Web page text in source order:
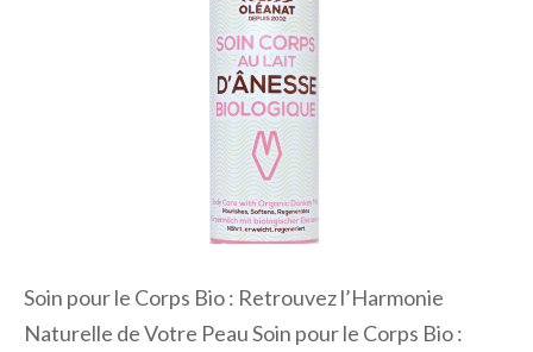
Soin pour le Corps Bio : Retrouvez l’Harmonie
Naturelle de Votre Peau Soin pour le Corps Bio :